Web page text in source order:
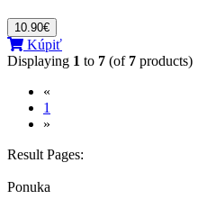
10.90€
Kúpiť
Displaying 1 to 7 (of 7 products)
«
1
»
Result Pages:
Ponuka